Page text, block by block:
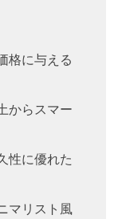
格に与える
からスマー
性に優れた
マリスト風